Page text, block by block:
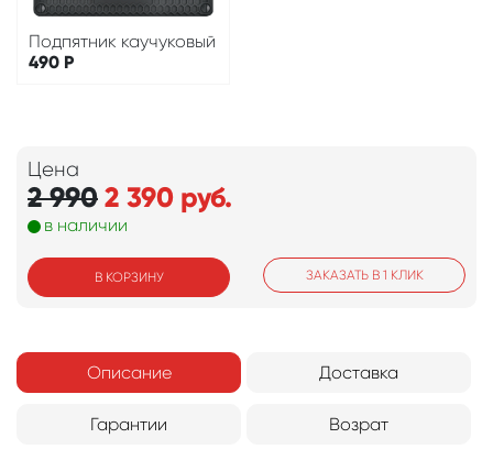
Подпятник каучуковый
490 Р
Цена
2 9902 390 руб.
в наличии
В КОРЗИНУ ЗАКАЗАТЬ В 1 КЛИК
Описание Доставка
Гарантии Возрат